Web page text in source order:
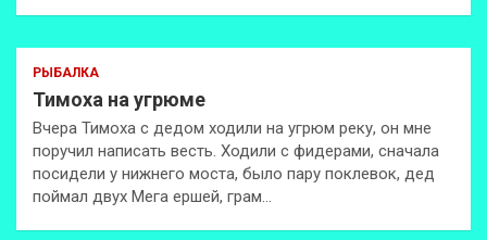
РЫБАЛКА
Тимоха на угрюме
Вчера Тимоха с дедом ходили на угрюм реку, он мне
поручил написать весть. Ходили с фидерами, сначала
посидели у нижнего моста, было пару поклевок, дед
поймал двух Мега ершей, грам…